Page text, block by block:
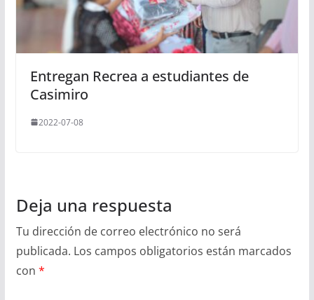
Entregan Recrea a estudiantes de
Casimiro
2022-07-08
Deja una respuesta
Tu dirección de correo electrónico no será
publicada. Los campos obligatorios están marcados
con *